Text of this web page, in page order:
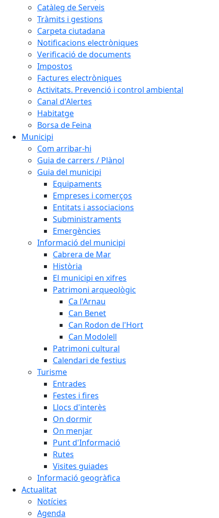
Catàleg de Serveis
Tràmits i gestions
Carpeta ciutadana
Notificacions electròniques
Verificació de documents
Impostos
Factures electròniques
Activitats. Prevenció i control ambiental
Canal d'Alertes
Habitatge
Borsa de Feina
Municipi
Com arribar-hi
Guia de carrers / Plànol
Guia del municipi
Equipaments
Empreses i comerços
Entitats i associacions
Subministraments
Emergències
Informació del municipi
Cabrera de Mar
Història
El municipi en xifres
Patrimoni arqueològic
Ca l'Arnau
Can Benet
Can Rodon de l'Hort
Can Modolell
Patrimoni cultural
Calendari de festius
Turisme
Entrades
Festes i fires
Llocs d'interès
On dormir
On menjar
Punt d'Informació
Rutes
Visites guiades
Informació geogràfica
Actualitat
Notícies
Agenda